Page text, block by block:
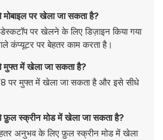
पर खेला जा सकता है?
पर खेलने के लिए डिज़ाइन किया गया
कंप्यूटर पर बेहतर काम करता है।
में खेला जा सकता है?
पर मुफ्त में खेला जा सकता है और इसे सीधे
स्क्रीन मोड में खेला जा सकता है?
अनुभव के लिए फ़ुल स्क्रीन मोड में खेला